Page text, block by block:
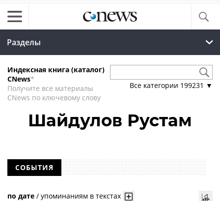
Разделы
Индексная книга (каталог)
CNews*
Получите все материалы
CNews по ключевому слову
Все категории 199231 ▼
Шайдулов Рустам
СОБЫТИЯ
по дате / упоминаниям в текстах